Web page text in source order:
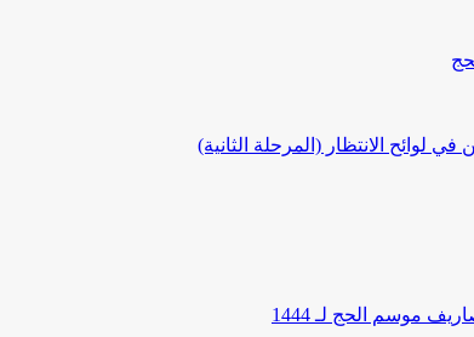
لوائح الانتظار (المرحلة الثانية)
موسم الحج لـ 1444